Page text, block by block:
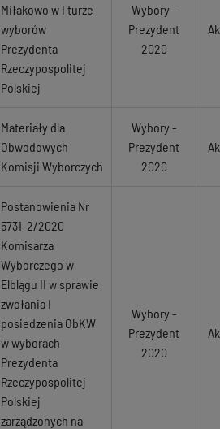
Miłakowo w I turze
wyborów
Prezydenta
Rzeczypospolitej
Polskiej
Wybory -
Prezydent
2020
Materiały dla
Obwodowych
Komisji Wyborczych
Wybory -
Prezydent
2020
Postanowienia Nr
5731-2/2020
Komisarza
Wyborczego w
Elblągu II w sprawie
zwołania I
posiedzenia ObKW
w wyborach
Prezydenta
Rzeczypospolitej
Polskiej
zarządzonych na
Wybory -
Prezydent
2020